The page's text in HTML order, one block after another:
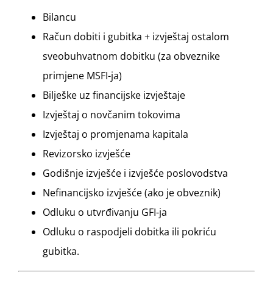
Bilancu
Račun dobiti i gubitka + izvještaj ostalom
sveobuhvatnom dobitku (za obveznike
primjene MSFI-ja)
Bilješke uz financijske izvještaje
Izvještaj o novčanim tokovima
Izvještaj o promjenama kapitala
Revizorsko izvješće
Godišnje izvješće i izvješće poslovodstva
Nefinancijsko izvješće (ako je obveznik)
Odluku o utvrđivanju GFI-ja
Odluku o raspodjeli dobitka ili pokriću
gubitka.